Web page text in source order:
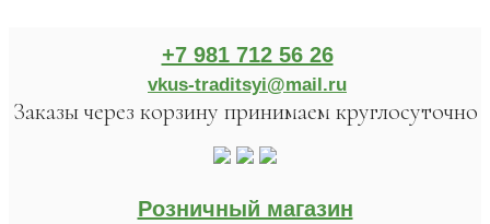
+7 981 712 56 26
vkus-traditsyi@mail.ru
Заказы через корзину принимаем круглосуточно
Розничный магазин